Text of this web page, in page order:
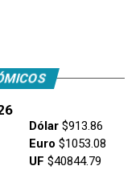
Dólar$913.86
Euro $1053.08
UF $40844.79